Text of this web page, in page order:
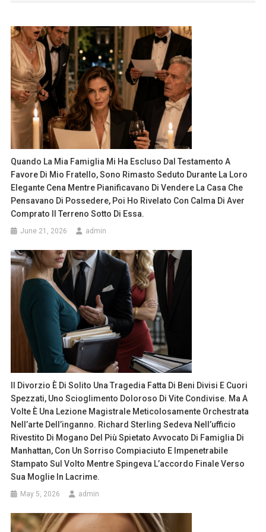
Quando La Mia Famiglia Mi Ha Escluso Dal Testamento A
Favore Di Mio Fratello, Sono Rimasto Seduto Durante La Loro
Elegante Cena Mentre Pianificavano Di Vendere La Casa Che
Pensavano Di Possedere, Poi Ho Rivelato Con Calma Di Aver
Comprato Il Terreno Sotto Di Essa.
June 21, 2026 admin
Il Divorzio È Di Solito Una Tragedia Fatta Di Beni Divisi E Cuori
Spezzati, Uno Scioglimento Doloroso Di Vite Condivise. Ma A
Volte È Una Lezione Magistrale Meticolosamente Orchestrata
Nell’arte Dell’inganno. Richard Sterling Sedeva Nell’ufficio
Rivestito Di Mogano Del Più Spietato Avvocato Di Famiglia Di
Manhattan, Con Un Sorriso Compiaciuto E Impenetrabile
Stampato Sul Volto Mentre Spingeva L’accordo Finale Verso
Sua Moglie In Lacrime.
May 5, 2026 admin